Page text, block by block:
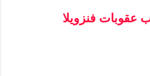
عقوبات فنزويلا